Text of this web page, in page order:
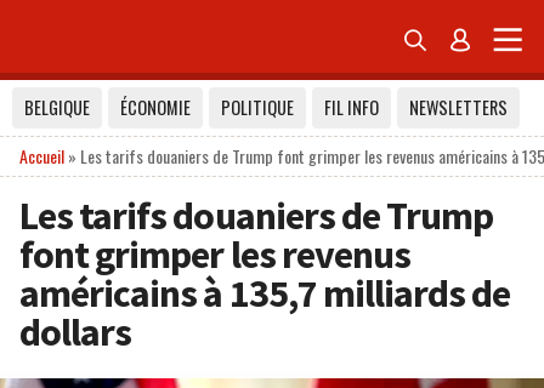
 
BELGIQUE ÉCONOMIE POLITIQUE FIL INFO
NEWSLETTERS
Accueil» Les tarifs douaniers de Trump font grimper les revenus américains à
Les tarifs douaniers de Trump
font grimper les revenus
américains à 135,7 milliards de
dollars